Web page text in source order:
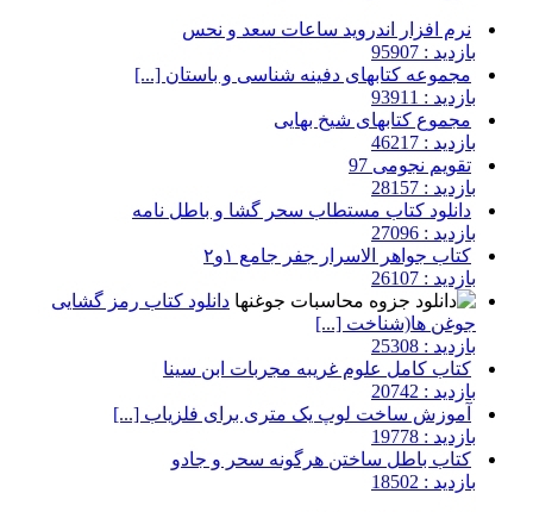
نرم افزار اندروید ساعات سعد و نحس
بازدید : 95907
مجموعه کتابهای دفینه شناسی و باستان [...]
بازدید : 93911
مجموع کتابهای شیخ بهایی
بازدید : 46217
تقویم نجومی 97
بازدید : 28157
دانلود کتاب مستطاب سحر گشا و باطل نامه
بازدید : 27096
کتاب جواهر الاسرار جفر جامع ۱و۲
بازدید : 26107
دانلود کتاب رمز گشایی
جوغن ها(شناخت [...]
بازدید : 25308
کتاب کامل علوم غریبه مجربات ابن سینا
بازدید : 20742
آموزش ساخت لوپ یک متری برای فلزیاب [...]
بازدید : 19778
کتاب باطل ساختن هرگونه سحر و جادو
بازدید : 18502